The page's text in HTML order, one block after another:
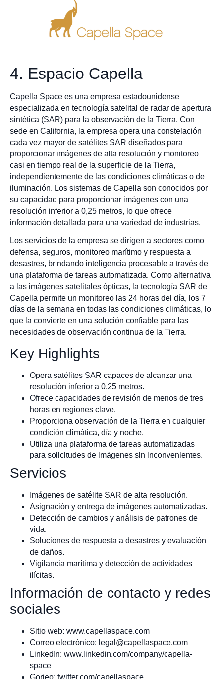
4. Espacio Capella
Capella Space es una empresa estadounidense
especializada en tecnología satelital de radar de apertura
sintética (SAR) para la observación de la Tierra. Con
sede en California, la empresa opera una constelación
cada vez mayor de satélites SAR diseñados para
proporcionar imágenes de alta resolución y monitoreo
casi en tiempo real de la superficie de la Tierra,
independientemente de las condiciones climáticas o de
iluminación. Los sistemas de Capella son conocidos por
su capacidad para proporcionar imágenes con una
resolución inferior a 0,25 metros, lo que ofrece
información detallada para una variedad de industrias.
Los servicios de la empresa se dirigen a sectores como
defensa, seguros, monitoreo marítimo y respuesta a
desastres, brindando inteligencia procesable a través de
una plataforma de tareas automatizada. Como alternativa
a las imágenes satelitales ópticas, la tecnología SAR de
Capella permite un monitoreo las 24 horas del día, los 7
días de la semana en todas las condiciones climáticas, lo
que la convierte en una solución confiable para las
necesidades de observación continua de la Tierra.
Key Highlights
Opera satélites SAR capaces de alcanzar una
resolución inferior a 0,25 metros.
Ofrece capacidades de revisión de menos de tres
horas en regiones clave.
Proporciona observación de la Tierra en cualquier
condición climática, día y noche.
Utiliza una plataforma de tareas automatizadas
para solicitudes de imágenes sin inconvenientes.
Servicios
Imágenes de satélite SAR de alta resolución.
Asignación y entrega de imágenes automatizadas.
Detección de cambios y análisis de patrones de
vida.
Soluciones de respuesta a desastres y evaluación
de daños.
Vigilancia marítima y detección de actividades
ilícitas.
Información de contacto y redes
sociales
Sitio web: www.capellaspace.com
Correo electrónico: legal@capellaspace.com
LinkedIn: www.linkedin.com/company/capella-
space
Gorjeo: twitter.com/capellaspace